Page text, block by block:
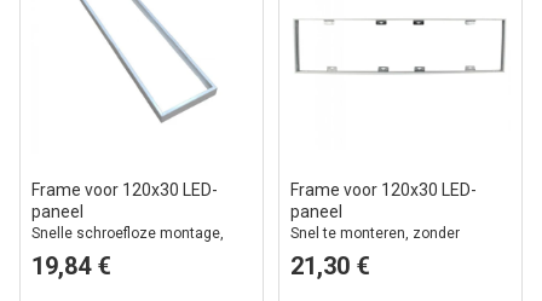
Frame voor 120x30 LED-
paneel
Snelle schroefloze montage,
witte rand
19,84 €
Frame voor 120x30 LED-
paneel
Snel te monteren, zonder
zichtbare schroeven, witte rand
21,30 €